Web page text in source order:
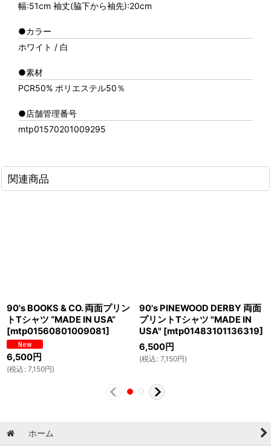
幅:51cm 袖丈(脇下から袖先):20cm
●カラー
ホワイト / 白
●素材
PCR50% ポリエステル50％
●店舗管理番号
mtp01570201009295
関連商品
90's BOOKS & CO. 両面プリン
トTシャツ “MADE IN USA”
[mtp01560801009081]
6,500円
(税込 : 7,150円)
90's PINEWOOD DERBY 両面
プリントTシャツ "MADE IN
USA" [mtp01483101136319]
6,500円
(税込 : 7,150円)
ホーム